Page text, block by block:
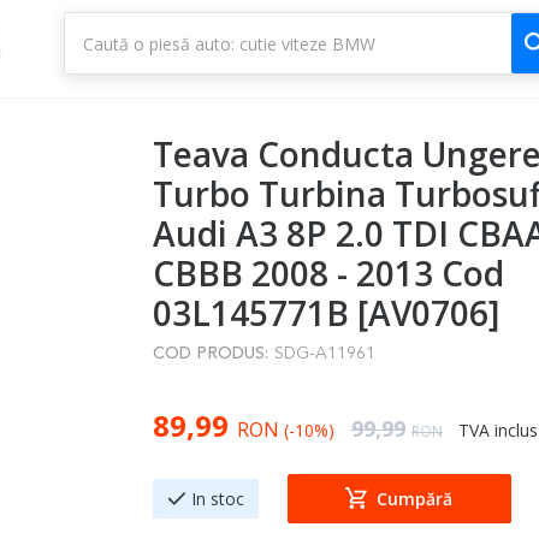
Teava Conducta
Turbo Turbina
Audi A3 8P 2.0 TDI
CBBB 2008 - 2013 Cod
03L145771B [AV0706]
COD PRODUS: SDG-A11961
Special Price
89,99 RON (-10%) Regular Price
99,99 RON TVA inclus
In stoc Cumpără